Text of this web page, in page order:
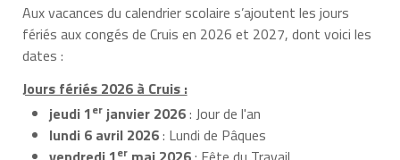
Aux vacances du calendrier scolaire s’ajoutent les jours
fériés aux congés de Cruis en 2026 et 2027, dont voici les
dates :
Jours fériés 2026 à Cruis :
jeudi 1er janvier 2026: Jour de l'an
lundi 6 avril 2026: Lundi de Pâques
er